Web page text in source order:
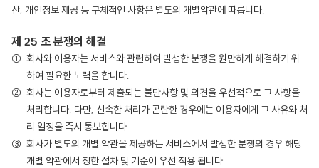
산, 개인정보 제공 등 구체적인 사항은 별도의 개별약관에 따릅니다.
제 25 조 분쟁의 해결
회사와 이용자는 서비스와 관련하여 발생한 분쟁을 원만하게 해결하기 위
하여 필요한 노력을 합니다.
회사는 이용자로부터 제출되는 불만사항 및 의견을 우선적으로 그 사항을
처리합니다. 다만, 신속한 처리가 곤란한 경우에는 이용자에게 그 사유와 처
리 일정을 즉시 통보합니다.
회사가 별도의 개별 약관을 제공하는 서비스에서 발생한 분쟁의 경우 해당
개별 약관에서 정한 절차 및 기준이 우선 적용 됩니다.